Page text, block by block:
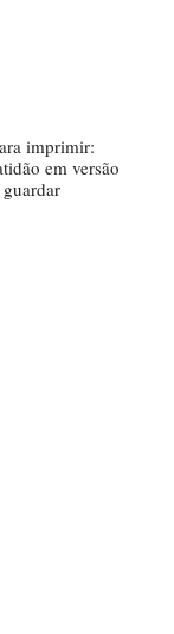
imprimir:
em versão